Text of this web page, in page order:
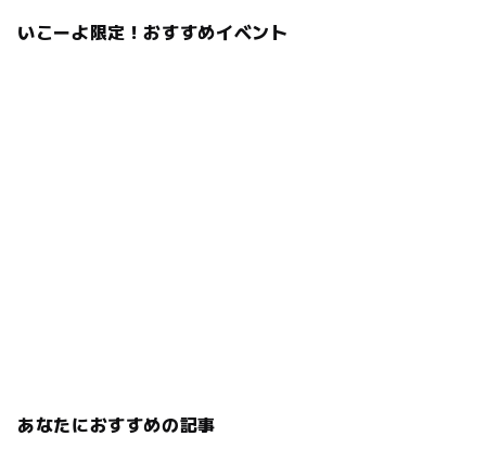
いこーよ限定！おすすめイベント
あなたにおすすめの記事